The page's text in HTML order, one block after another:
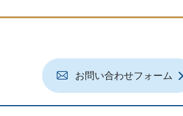
お問い合わせフォーム